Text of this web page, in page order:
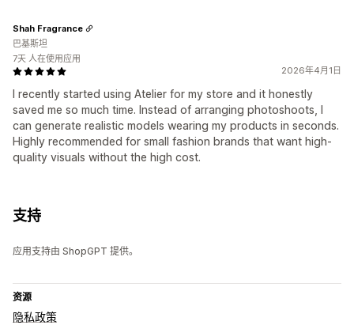
2026年4月1日
I recently started using Atelier for my store and it honestly
saved me so much time. Instead of arranging photoshoots, I
can generate realistic models wearing my products in seconds.
Highly recommended for small fashion brands that want high-
quality visuals without the high cost.
Shah Fragrance
巴基斯坦
7天 人在使用应用
支持
应用支持由 ShopGPT 提供。
资源
隐私政策